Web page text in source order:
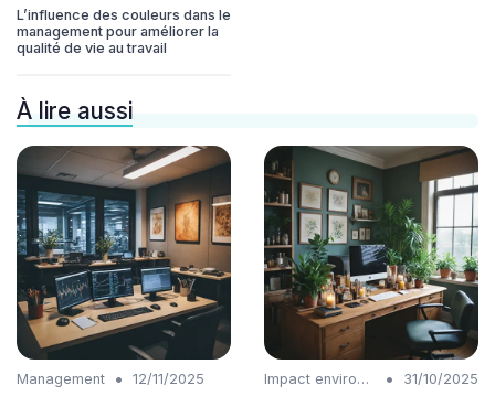
L’influence des couleurs dans le
management pour améliorer la
qualité de vie au travail
À lire aussi
Management •
12/11/2025
Impact environnemental •
31/10/2025